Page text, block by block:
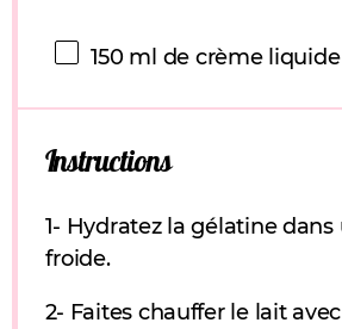
150ml de crème
Instructions
1- Hydratez la gélatine dans
froide.
2- Faites chauffer le lait